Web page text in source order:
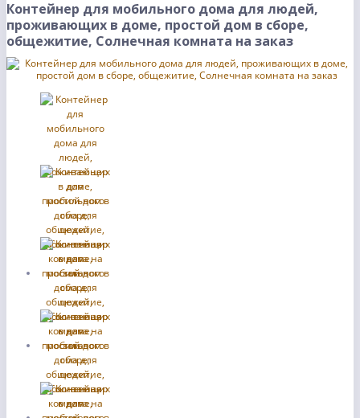
Контейнер для мобильного дома для людей,
проживающих в доме, простой дом в сборе,
общежитие, Солнечная комната на заказ